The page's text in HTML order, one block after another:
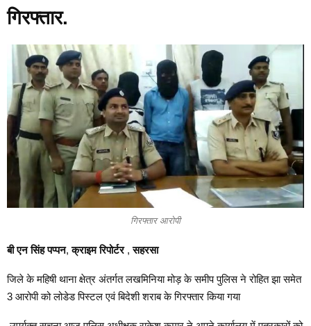
गिरफ्तार.
गिरफ्तार आरोपी
बी एन सिंह पप्पन,क्राइम रिपोर्टर,सहरसा
जिले के महिषी थाना क्षेत्र अंतर्गत लखमिनिया मोड़ के समीप पुलिस ने रोहित झा समेत
3 आरोपी को लोडेड पिस्टल एवं बिदेशी शराब के गिरफ्तार किया गया